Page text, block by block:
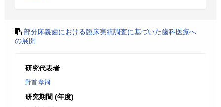
部分床義歯における臨床実績調査に基づいた歯科医療へ
の展開
研究代表者
野首 孝祠
研究期間 (年度)